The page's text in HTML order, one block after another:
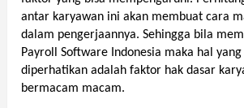
antar karyawan ini akan membuat cara
dalam pengerjaannya. Sehingga bila
Payroll Software Indonesia maka hal
diperhatikan adalah faktor hak dasar
bermacam macam.